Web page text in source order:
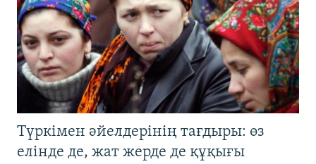
Түркімен әйелдерінің тағдыры: өз
елінде де, жат жерде де құқығы